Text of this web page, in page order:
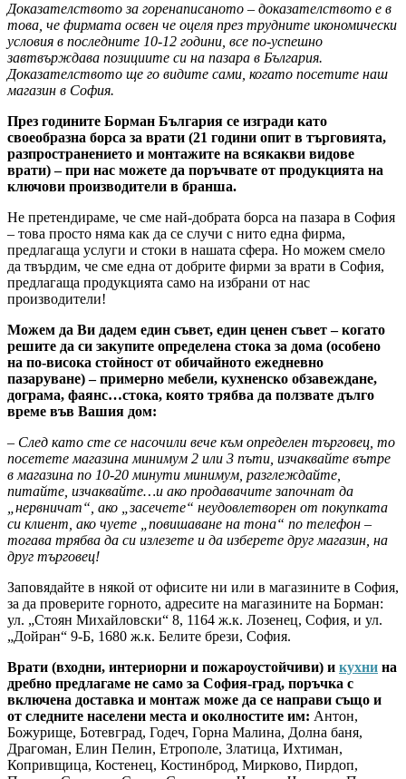
Доказателството за горенаписаното – доказателството е в
това, че фирмата освен че оцеля през трудните икономически
условия в последните 10-12 години, все по-успешно
завтвърждава позициите си на пазара в България.
Доказателството ще го видите сами, когато посетите наш
магазин в София.
През годините Борман България се изгради като
своеобразна борса за врати (21 години опит в търговията,
разпространението и монтажите на всякакви видове
врати) – при нас можете да поръчвате от продукцията на
ключови производители в бранша.
Не претендираме, че сме най-добрата борса на пазара в София
– това просто няма как да се случи с нито една фирма,
предлагаща услуги и стоки в нашата сфера. Но можем смело
да твърдим, че сме една от добрите фирми за врати в София,
предлагаща продукцията само на избрани от нас
производители!
Можем да Ви дадем един съвет, един ценен съвет – когато
решите да си закупите определена стока за дома (особено
на по-висока стойност от обичайното ежедневно
пазаруване) – примерно мебели, кухненско обзавеждане,
дограма, фаянс…стока, която трябва да ползвате дълго
време във Вашия дом:
– След като сте се насочили вече към определен търговец, то
посетете магазина минимум 2 или 3 пъти, изчаквайте вътре
в магазина по 10-20 минути минимум, разглеждайте,
питайте, изчаквайте…и ако продавачите започнат да
„нервничат“, ако „засечете“ неудовлетворен от покупката
си клиент, ако чуете „повишаване на тона“ по телефон –
тогава трябва да си излезете и да изберете друг магазин, на
друг търговец!
Заповядайте в някой от офисите ни или в магазините в София,
за да проверите горното, адресите на магазините на Борман:
ул. „Стоян Михайловски“ 8, 1164 ж.к. Лозенец, София, и ул.
„Дойран“ 9-Б, 1680 ж.к. Белите брези, София.
Врати (входни, интериорни и пожароустойчиви) и кухни на
дребно предлагаме не само за София-град, поръчка с
включена доставка и монтаж може да се направи също и
от следните населени места и околностите им: Антон,
Божурище, Ботевград, Годеч, Горна Малина, Долна баня,
Драгоман, Елин Пелин, Етрополе, Златица, Ихтиман,
Копривщица, Костенец, Костинброд, Мирково, Пирдоп,